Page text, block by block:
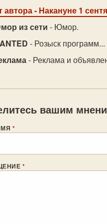
автора- Накануне 1
из сети - Юмор.
- Розыск программ...
- Реклама и
вашим
*
*